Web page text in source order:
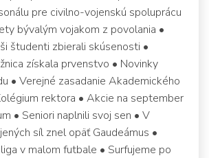
pre civilno-vojenskú spoluprácu
bývalým vojakom z povolania •
študenti zbierali skúsenosti •
získala prvenstvo • Novinky
• Verejné zasadanie Akademického
rektora • Akcie na september
• Seniori naplnili svoj sen • V
síl znel opäť Gaudeámus •
v malom futbale • Surfujeme po